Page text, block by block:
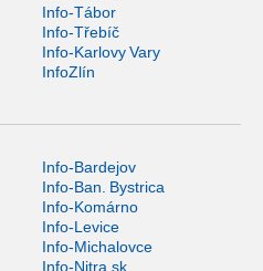
Info-Tábor
Info-Třebíč
Info-Karlovy Vary
InfoZlín
Info-Bardejov
Info-Ban. Bystrica
Info-Komárno
Info-Levice
Info-Michalovce
Info-Nitra.sk